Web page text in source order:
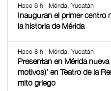
Hace 6 h | Mérida, Yucatán
Inauguran el primer centro
la historia de Mérida
Hace 8 h | Mérida, Yucatán
Presentan en Mérida
motivos)’ en Teatro de la
mito griego